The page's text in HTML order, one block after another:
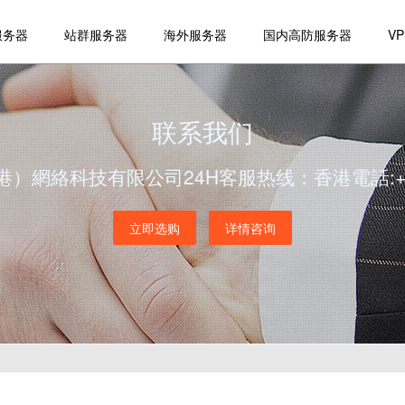
器 站群服务器 海外服务器 国内高防服务器
联系我们
）網絡科技有限公司24H客服热线：香港電話
立即选购 详情咨询